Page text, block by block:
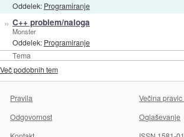
Tema
Oddelek: Programiranje
» C++ problem/naloga
Monster
Oddelek: Programiranje
Več podobnih tem
Pravila
Večina
Odgovornost
Oglaševanje